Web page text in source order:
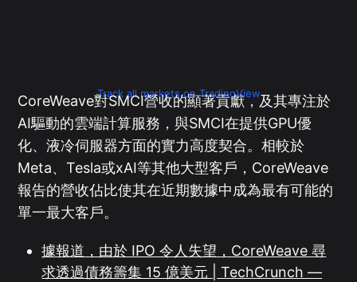
Track all markets on TradingView
CoreWeave對SMCI營收的顯著貢獻，及其專注於
AI驅動的雲端計算服務，與SMCI在提供GPU優
化、液冷伺服器方面的實力高度契合。相較於
Meta、Tesla或xAI等其他大型客戶，CoreWeave
報告的營收佔比使其在近期數據中成為最有可能的
單一最大客戶。
據報道，由於 IPO 令人失望，CoreWeave 尋
求透過債務籌集 15 億美元 | TechCrunch —